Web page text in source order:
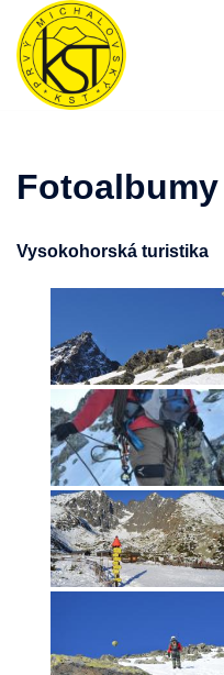
Preskočiť
obsah
Fotoalbumy
Vysokohorská turistika